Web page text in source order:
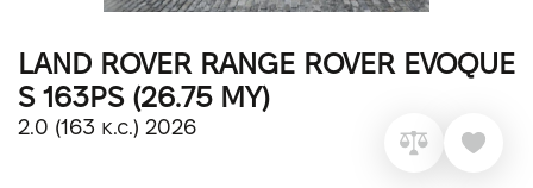
LAND ROVER RANGE ROVER EVOQUE
S 163PS (26.75 MY)
2.0 (163 к.с.) 2026
Вакансії
VIDI Кар'єра